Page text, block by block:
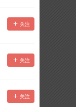
关注
关注
关注